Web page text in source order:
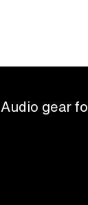
Audio gear